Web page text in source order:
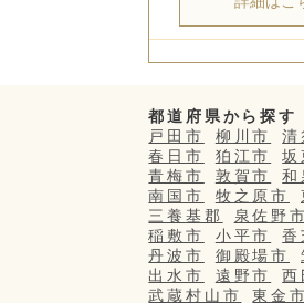
都道府県から探す
戸田市
柳川市 清
春日市
狛江市 坂
青梅市
敦賀市 和
南国市
牧之原市
三養基郡
泉佐野市
稲敷市
小平市 香
丹波市
御殿場市
出水市
遠野市 西
武蔵村山市
東金市